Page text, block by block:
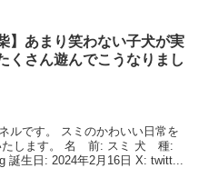
】あまり笑わない子犬が実
くさん遊んでこうなりまし
ルです。 スミのかわいい日常を
たします。 名 前: スミ 犬 種:
生日: 2024年2月16日 X: twitt...